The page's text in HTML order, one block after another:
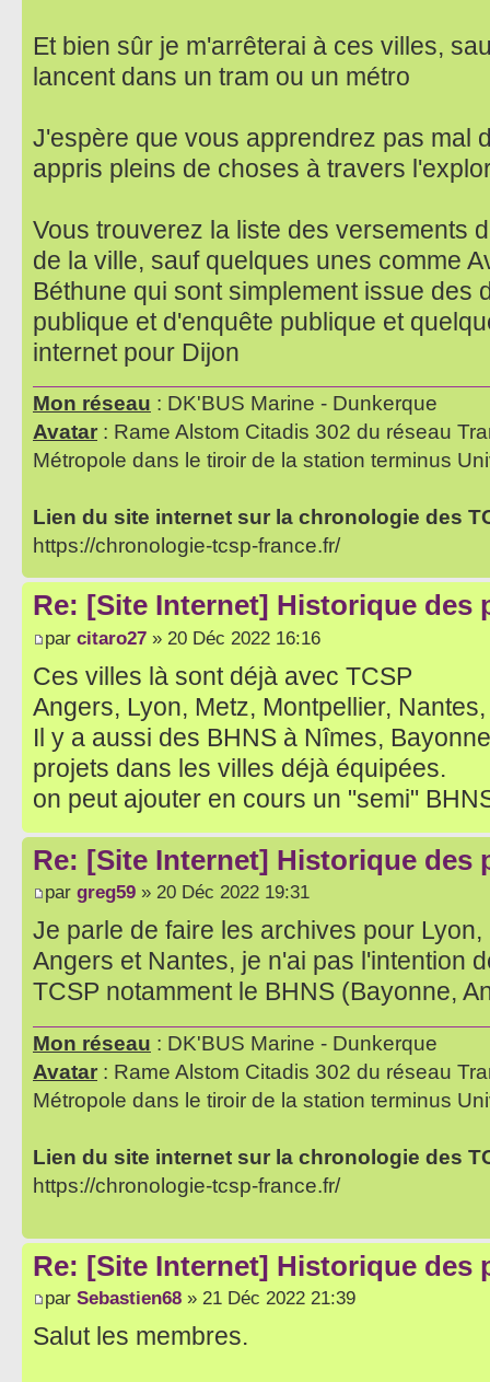
Et bien sûr je m'arrêterai à ces villes,
lancent dans un tram ou un métro
J'espère que vous apprendrez pas mal
appris pleins de choses à travers
Vous trouverez la liste des versements
de la ville, sauf quelques unes comme
Béthune qui sont simplement issue des
publique et d'enquête publique et
internet pour Dijon
Mon réseau : DK'BUS Marine - Dunkerque
Avatar : Rame Alstom Citadis 302 du réseau
Métropole dans le tiroir de la station terminus
Lien du site internet sur la chronologie des
https://chronologie-tcsp-france.fr/
Re: [Site Internet] Historique des
par citaro27 » 20 Déc 2022 16:16
Ces villes là sont déjà avec TCSP
Angers, Lyon, Metz, Montpellier,
Il y a aussi des BHNS à Nîmes,
projets dans les villes déjà équipées.
on peut ajouter en cours un "semi"
Re: [Site Internet] Historique des
par greg59 » 20 Déc 2022 19:31
Je parle de faire les archives pour
Angers et Nantes, je n'ai pas l'intention
TCSP notamment le BHNS (Bayonne,
Mon réseau : DK'BUS Marine - Dunkerque
Avatar : Rame Alstom Citadis 302 du réseau
Métropole dans le tiroir de la station terminus
Lien du site internet sur la chronologie des
https://chronologie-tcsp-france.fr/
Re: [Site Internet] Historique des
par Sebastien68 » 21 Déc 2022 21:39
Salut les membres.